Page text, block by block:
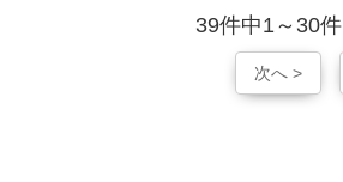
39件中1～30件
次へ >